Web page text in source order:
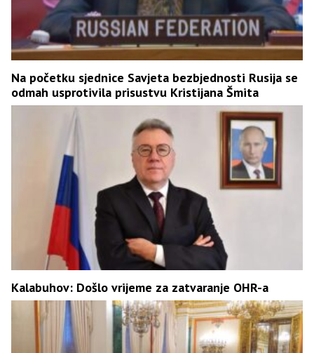
Na početku sjednice Savjeta bezbjednosti Rusija se
odmah usprotivila prisustvu Kristijana Šmita
Kalabuhov: Došlo vrijeme za zatvaranje OHR-a